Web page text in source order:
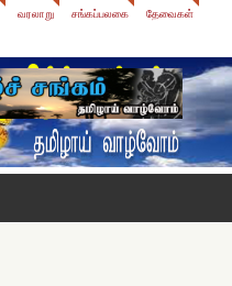
வரலாறு சங்கப்பலகை
தேவைகள்